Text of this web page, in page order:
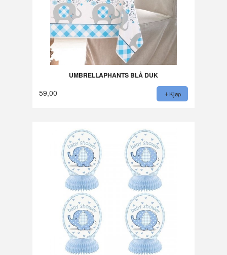
UMBRELLAPHANTS BLÅ DUK
59,00 Kjøp